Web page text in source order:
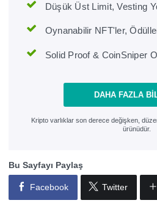
Düşük Üst Limit, Vesting
Oynanabilir NFT'ler,
Solid Proof & CoinSniper
DAHA FAZLA
Kripto varlıklar son derece değişken,
ürünüdür.
Bu Sayfayı Paylaş
Facebook Twitter